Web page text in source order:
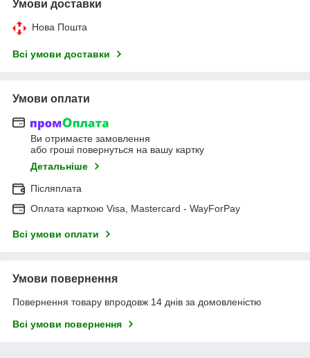
Умови доставки
Нова Пошта
Всі умови доставки
Умови оплати
Ви отримаєте замовлення
або гроші повернуться на вашу картку
Детальніше
Післяплата
Оплата карткою Visa, Mastercard - WayForPay
Всі умови оплати
Умови повернення
Повернення товару впродовж 14 днів за домовленістю
Всі умови повернення